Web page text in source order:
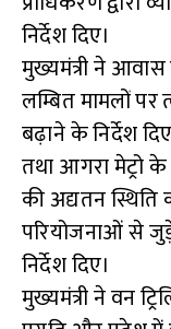
निर्देश दिए।
मुख्यमंत्री ने
लम्बित मामलों पर
बढ़ाने के निर्देश
तथा आगरा मेट्रो के
की अद्यतन स्थिति
परियोजनाओं से
निर्देश दिए।
मुख्यमंत्री ने वन